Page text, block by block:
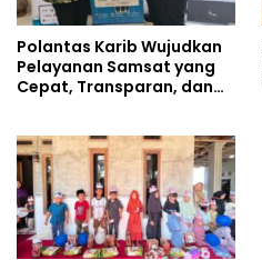
Polantas Karib Wujudkan
Pelayanan Samsat yang
Cepat, Transparan, dan